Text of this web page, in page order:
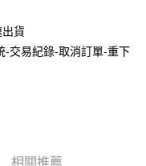
交易完成。
若您需要取消訂單，請聯絡
有效，需透過AFTEE先享
頁面顯示為準，若有關於
貨
-交易紀錄-取消訂單-重下
相關推薦